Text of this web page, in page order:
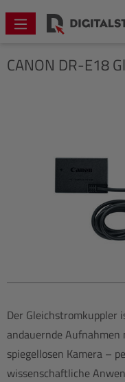
springen
CANON DR-E18
Der Gleichstromkuppler
andauernde Aufnahmen
spiegellosen Kamera –
wissenschaftliche